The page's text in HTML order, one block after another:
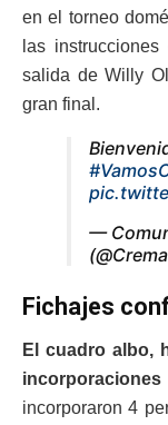
en el torneo
las
salida de Willy
gran final.
—
Fichajes
El cuadro albo,
incorporaron 4